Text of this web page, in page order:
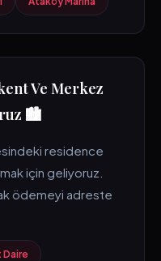
Ve Merkez
🏙️
residence
için geliyoruz.
ödemeyi adreste
Daire